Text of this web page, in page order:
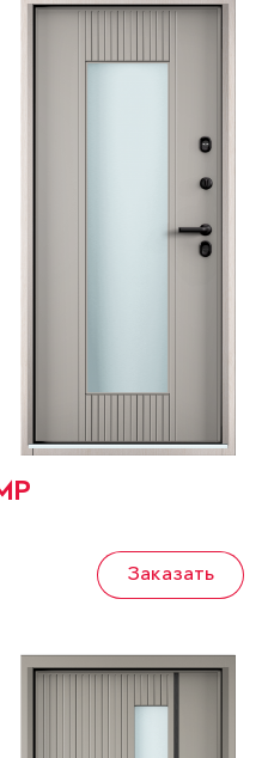
Заказать